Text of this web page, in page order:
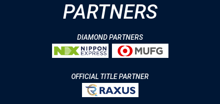
PARTNERS
DIAMOND PARTNERS
OFFICIAL TITLE PARTNER